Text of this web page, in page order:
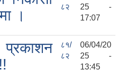
।
८२
25 -
17:07
८१/
८२
06/04/20
25 -
13:45